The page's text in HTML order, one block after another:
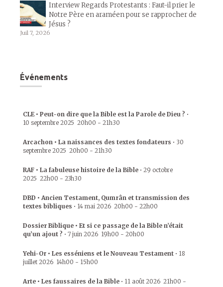
Interview Regards Protestants : Faut-il prier le
Notre Père en araméen pour se rapprocher de
Jésus ?
Juil 7, 2026
Événements
CLE • Peut-on dire que la Bible est la Parole de Dieu ? •
10 septembre 2025 20h00 - 21h30
Arcachon • La naissances des textes fondateurs • 30
septembre 2025 20h00 - 21h30
RAF • La fabuleuse histoire de la Bible • 29 octobre
2025 22h00 - 23h30
DBD • Ancien Testament, Qumrân et transmission des
textes bibliques • 14 mai 2026 20h00 - 22h00
Dossier Biblique • Et si ce passage de la Bible n’était
qu’un ajout ? • 7 juin 2026 19h00 - 20h00
Yehi-Or • Les esséniens et le Nouveau Testament • 18
juillet 2026 14h00 - 15h00
Arte • Les faussaires de la Bible • 11 août 2026 21h00 -